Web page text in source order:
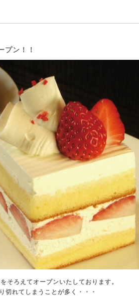
プン！！
そろえてオープンいたしております。
切れてしまうことが多く・・・